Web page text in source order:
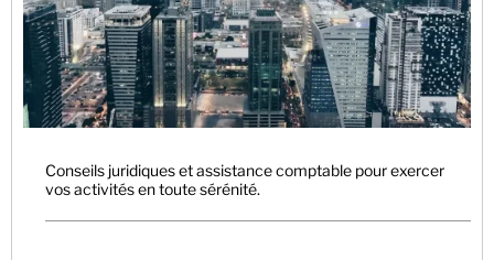
Conseils juridiques et assistance comptable pour exercer
vos activités en toute sérénité.